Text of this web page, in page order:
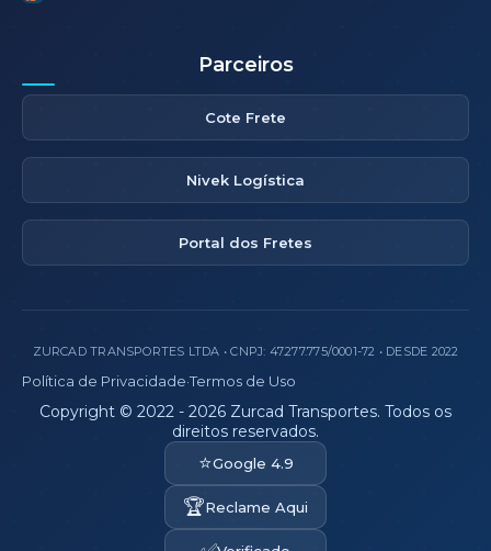
Parceiros
Cote Frete
Nivek Logística
Portal dos Fretes
ZURCAD TRANSPORTES LTDA • CNPJ: 47.277.775/0001-72 • DESDE 2022
Política de Privacidade·Termos de Uso
Copyright © 2022 - 2026 Zurcad Transportes. Todos os
direitos reservados.
⭐Google 4.9
🏆Reclame Aqui